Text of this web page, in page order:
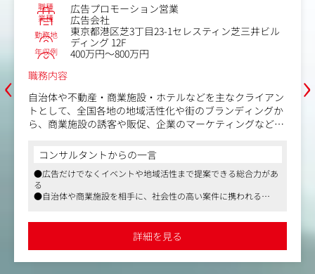
‹
職種 広告プロモーション営業
業種 広告会社
勤務地
東京都港区芝3丁目23-1セレスティン芝三井ビル
ディング 12F
年収例
400万円～800万円
職務内容
自治体や不動産・商業施設・ホテルなどを主なクライアン
トとして、全国各地の地域活性化や街のブランディングか
ら、商業施設の誘客や販促、企業のマーケティングなどに
営業兼プロデューサーとして、クライアントが抱えている
あらゆる課題に対して、広告・プロモーションを中心とし
た総合的な企画提案やプロジェクト推進を担っていただき
ます。
・広告プロモーションの企画・実施
コンサルタントからの一言
●広告だけでなくイベントや地域活性まで提案できる総合力があ
る
●自治体や商業施設を相手に、社会性の高い案件に携われる
詳細を見る
›